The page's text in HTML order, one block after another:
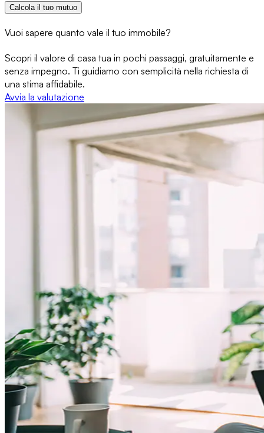
Calcola il tuo mutuo
Vuoi sapere quanto vale il tuo immobile?
Scopri il valore di casa tua in pochi passaggi, gratuitamente e
senza impegno. Ti guidiamo con semplicità nella richiesta di
una stima affidabile.
Avvia la valutazione